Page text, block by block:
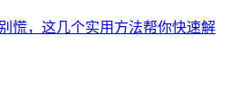
慌，这几个实用方法帮你快速解